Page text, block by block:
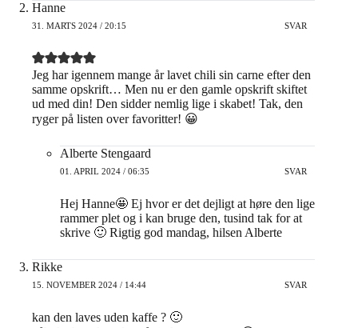
Hanne
31. MARTS 2024 / 20:15 SVAR
Jeg har igennem mange år lavet chili sin carne efter den
samme opskrift… Men nu er den gamle opskrift skiftet
ud med din! Den sidder nemlig lige i skabet! Tak, den
ryger på listen over favoritter! 😀
Alberte Stengaard
01. APRIL 2024 / 06:35 SVAR
Hej Hanne🤩 Ej hvor er det dejligt at høre den lige
rammer plet og i kan bruge den, tusind tak for at
skrive 🙂 Rigtig god mandag, hilsen Alberte
Rikke
15. NOVEMBER 2024 / 14:44 SVAR
kan den laves uden kaffe ? 🙂